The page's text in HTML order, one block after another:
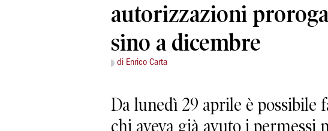
autorizzazioni
sino a dicembre
di Enrico Carta
Da lunedì 29 aprile è possibile
chi aveva già avuto i permessi